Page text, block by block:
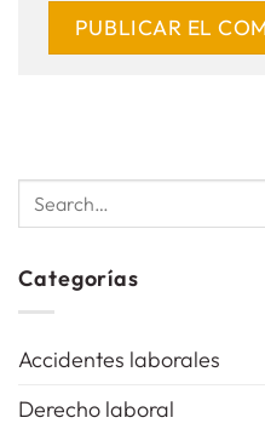
Categorías
Accidentes laborales
Derecho laboral